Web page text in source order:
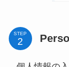
STEP